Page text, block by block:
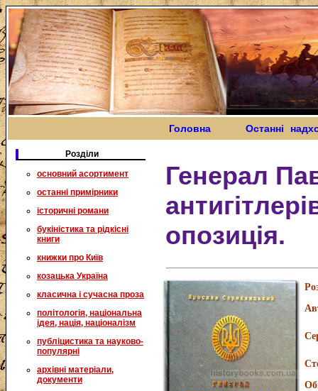
Головна Останні
Розділи
основний асортимент
останні примірники
історичні романи
букіністика та рідкісні
книги
книжки про Київ
козацька Україна
класична і сучасна проза
політологія, національна
ідея, нація, націоналізм
публіцистика та науково-
популярні
архівні матеріали,
документи
Генерал
опозиція.